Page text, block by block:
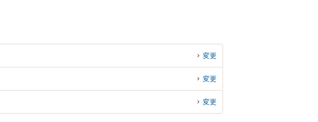
変更
変更
変更